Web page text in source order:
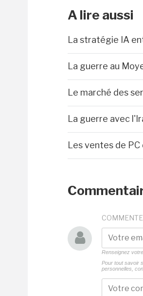
A lire aussi
La stratégie IA
La guerre au
Le marché des
La guerre avec
Les ventes de
Renseignez
Pour tout savoir
personnelles,